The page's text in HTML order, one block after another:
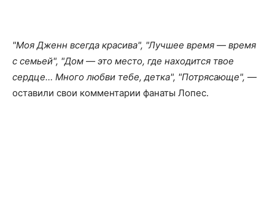
"Моя Дженн всегда красива", "Лучшее время — время
с семьей", "Дом — это место, где находится твое
сердце… Много любви тебе, детка", "Потрясающе", —
оставили свои комментарии фанаты Лопес.